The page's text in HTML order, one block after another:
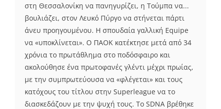
στη Θεσσαλονίκη να πανηγυρίζει, η Τούμπα να...
βουλιάζει, στον Λευκό Πύργο να στήνεται πάρτι
άνευ προηγουμένου. Η σπουδαία γαλλική Equipe
να «υποκλίνεται». Ο ΠΑΟΚ κατέκτησε μετά από 34
χρόνια το πρωτάθλημα στο ποδόσφαιρο και
ακολούθησε ένα πρωτοφανές γλέντι μέχρι πρωίας,
με την συμπρωτεύουσα να «φλέγεται» και τους
κατόχους του τίτλου στην Superleague να το
διασκεδάζουν με την ψυχή τους. Το SDNA βρέθηκε